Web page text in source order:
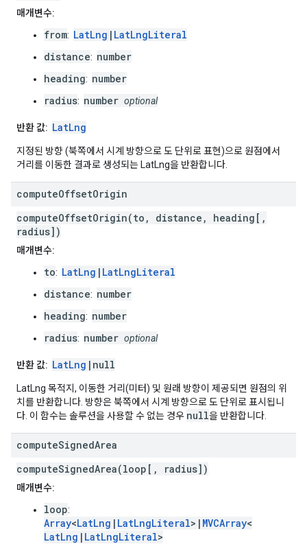
매개변수:
from: LatLng | LatLngLiteral
distance: number
heading: number
radius: number optional
반환 값: LatLng
지정된 방향 (북쪽에서 시계 방향으로 도 단위로 표현)으로 원점에서
거리를 이동한 결과로 생성되는 LatLng을 반환합니다.
computeOffsetOrigin
computeOffsetOrigin(to, distance, heading[,
radius])
매개변수:
to: LatLng | LatLngLiteral
distance: number
heading: number
radius: number optional
반환 값: LatLng |null
LatLng 목적지, 이동한 거리(미터) 및 원래 방향이 제공되면 원점의 위
치를 반환합니다. 방향은 북쪽에서 시계 방향으로 도 단위로 표시됩니
다. 이 함수는 솔루션을 사용할 수 없는 경우 null을 반환합니다.
computeSignedArea
computeSignedArea(loop[, radius])
매개변수:
loop:
Array<LatLng | LatLngLiteral>| MVCArray<
LatLng | LatLngLiteral>